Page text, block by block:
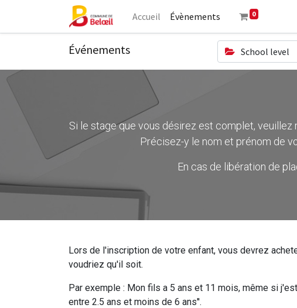
Accueil Évènements 0
Événements School level
Si le stage que vous désirez est complet,
Précisez-y le nom et prénom de
En cas de libération de
Lors de l'inscription de votre enfant, vous devrez
voudriez qu'il soit.
Par exemple : Mon fils a 5 ans et 11 mois, même si
entre 2.5 ans et moins de 6 ans''.